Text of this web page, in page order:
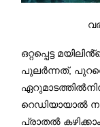
ഒറ്റപ്പെട്ട
പുലർന്നത്,
റെഡിയായാൽ
പ്രാതൽ